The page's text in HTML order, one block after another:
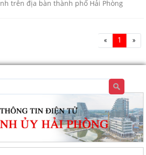
trên địa bàn thành phố Hải Phòng
« 1 »
cải cách hành chính, nâng cao chất lượng
nghiệp